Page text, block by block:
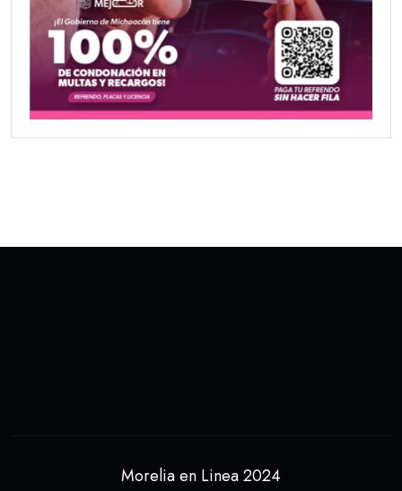
Morelia en Linea 2024